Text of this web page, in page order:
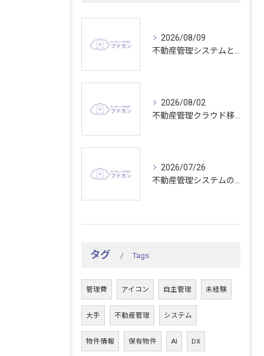
2026/08/09
2026/08/02
2026/07/26
タグ Tags
管理費 アイコン 自主管理 未経験
大手 不動産管理 システム
物件情報 保有物件 AI DX